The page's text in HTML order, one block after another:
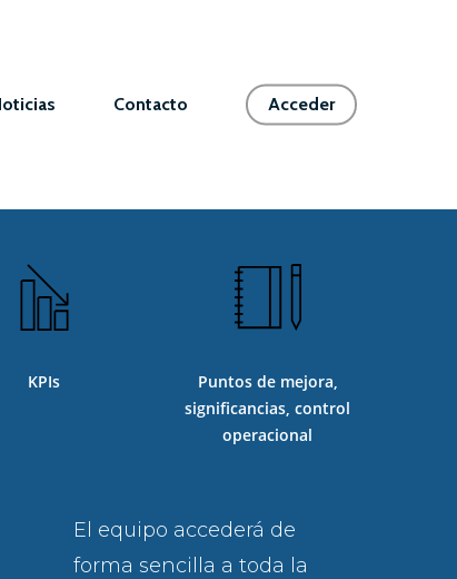
Contacto Acceder
KPIs
Puntos de mejora,
significancias, control
operacional
El equipo accederá de
forma sencilla a toda la